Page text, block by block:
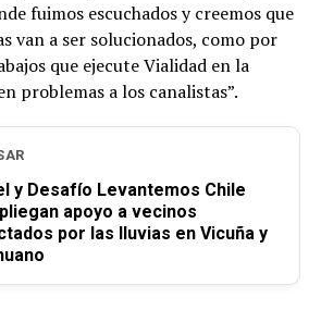
fuimos escuchados y creemos que
van a ser solucionados, como por
que ejecute Vialidad en la
problemas a los canalistas”.
y Desafío Levantemos Chile
apoyo a vecinos
por las lluvias en Vicuña y